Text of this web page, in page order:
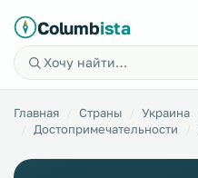
Columbista
Главная Страны Украина
Достопримечательности